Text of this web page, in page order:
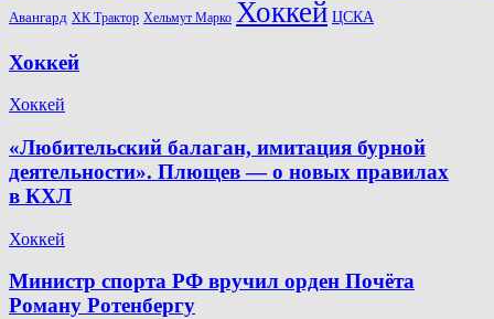
Авангард ХК Трактор Хельмут Марко Хоккей ЦСКА
Хоккей
Хоккей
«Любительский балаган, имитация бурной
деятельности». Плющев — о новых правилах
в КХЛ
Хоккей
Министр спорта РФ вручил орден Почёта
Роману Ротенбергу